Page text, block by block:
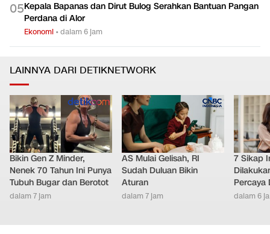
05Kepala Bapanas dan Dirut Bulog Serahkan Bantuan Pangan
Perdana di Alor
Ekonomi •dalam 6 jam
LAINNYA DARI DETIKNETWORK
Bikin Gen Z Minder,
Nenek 70 Tahun Ini Punya
Tubuh Bugar dan Berotot
dalam 7 jam
AS Mulai Gelisah, RI
Sudah Duluan Bikin
Aturan
dalam 7 jam
7 Sikap
Percaya
dalam 6